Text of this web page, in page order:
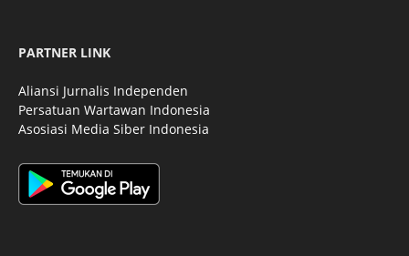
PARTNER LINK
Aliansi Jurnalis Independen
Persatuan Wartawan Indonesia
Asosiasi Media Siber Indonesia